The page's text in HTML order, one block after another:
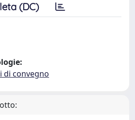
(DC)
di convegno